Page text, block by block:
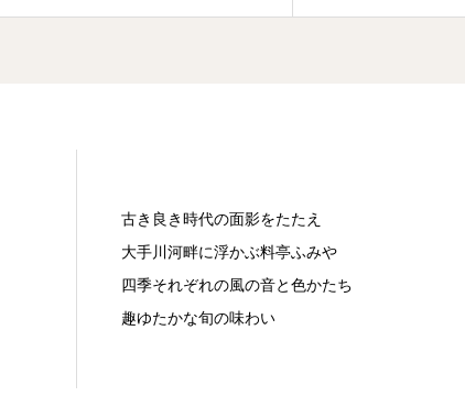
古き良き時代の面影をたたえ
大手川河畔に浮かぶ料亭ふみや
四季それぞれの風の音と色かたち
趣ゆたかな旬の味わい